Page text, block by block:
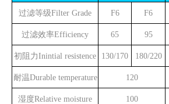
过滤等级Filter Grade F6 F6
过滤效率Efficiency 65 95
初阻力Inintial resistence 130/170 180/220
耐温Durable temperature 120
湿度Relative moisture 100